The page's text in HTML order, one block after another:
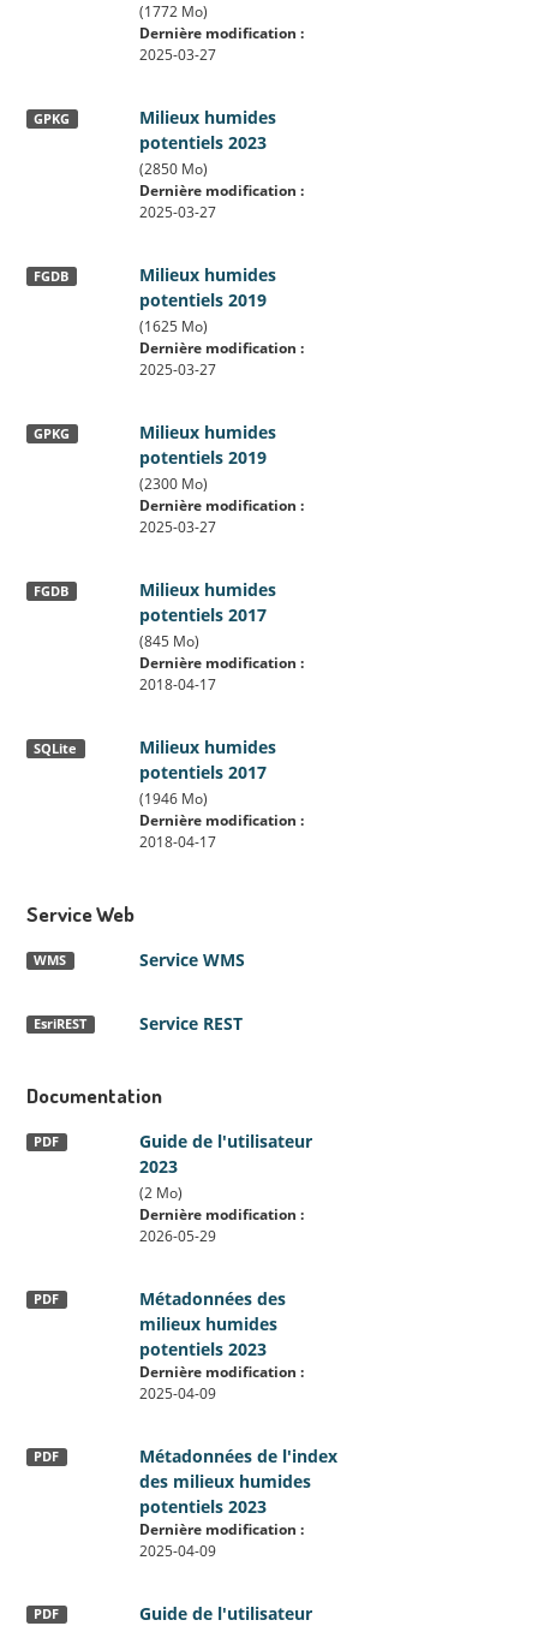
(1772 Mo)
Dernière modification :
2025-03-27
Milieux humides
potentiels 2023
GPKG
(2850 Mo)
Dernière modification :
2025-03-27
Milieux humides
potentiels 2019
FGDB
(1625 Mo)
Dernière modification :
2025-03-27
Milieux humides
potentiels 2019
GPKG
(2300 Mo)
Dernière modification :
2025-03-27
Milieux humides
potentiels 2017
FGDB
(845 Mo)
Dernière modification :
2018-04-17
Milieux humides
potentiels 2017
SQLite
(1946 Mo)
Dernière modification :
2018-04-17
Service Web
Service WMS
WMS
Service REST
EsriREST
Documentation
Guide de l'utilisateur
2023
PDF
(2 Mo)
Dernière modification :
2026-05-29
Métadonnées des
milieux humides
potentiels 2023
PDF
Dernière modification :
2025-04-09
Métadonnées de l'index
des milieux humides
potentiels 2023
PDF
Dernière modification :
2025-04-09
Guide de l'utilisateur
PDF